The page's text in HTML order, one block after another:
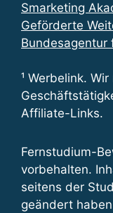
Smarketing
Geförderte
Bundesagentur
¹ Werbelink.
Affiliate-Links.
Fernstudium-
vorbehalten.
seitens der
geändert